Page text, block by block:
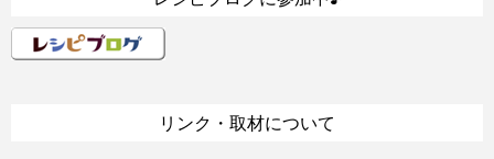
リンク・取材について